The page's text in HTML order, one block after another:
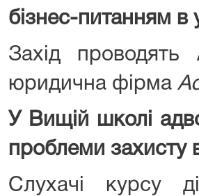
бізнес-питанням в
Захід проводять
юридична фірма
У Вищій школі
проблеми захисту
Слухачі курсу